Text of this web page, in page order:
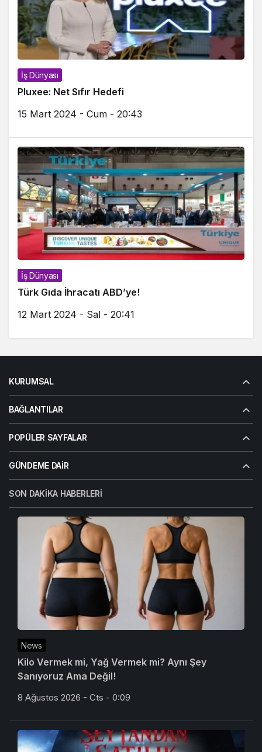
İş Dünyası
Pluxee: Net Sıfır Hedefi
15 Mart 2024 - Cum - 20:43
İş Dünyası
Türk Gıda İhracatı ABD’ye!
12 Mart 2024 - Sal - 20:41
KURUMSAL
BAĞLANTILAR
POPÜLER SAYFALAR
GÜNDEME DAIR
SON DAKIKA HABERLERI
News
Kilo Vermek mi, Yağ Vermek mi? Aynı Şey
Sanıyoruz Ama Değil!
8 Ağustos 2026 - Cts - 0:09